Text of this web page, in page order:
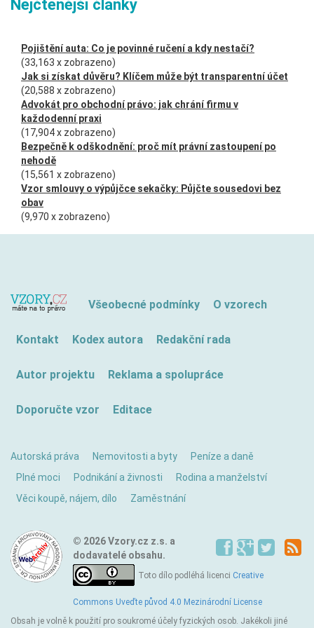
Nejčtenější články
Pojištění auta: Co je povinné ručení a kdy nestačí?
(33,163 x zobrazeno)
Jak si získat důvěru? Klíčem může být transparentní účet
(20,588 x zobrazeno)
Advokát pro obchodní právo: jak chrání firmu v
každodenní praxi
(17,904 x zobrazeno)
Bezpečně k odškodnění: proč mít právní zastoupení po
nehodě
(15,561 x zobrazeno)
Vzor smlouvy o výpůjčce sekačky: Půjčte sousedovi bez
obav
(9,970 x zobrazeno)
Všeobecné podmínky O vzorech
Kontakt Kodex autora Redakční rada
Autor projektu Reklama a spolupráce
Doporučte vzor Editace
Autorská práva Nemovitosti a byty
Peníze a daně
Plné moci
Podnikání a živnosti
Rodina a manželství
Věci koupě, nájem, dílo
Zaměstnání
© 2026 Vzory.cz z.s. a
dodavatelé obsahu.
Toto dílo podléhá licenci Creative
Commons Uveďte původ 4.0 Mezinárodní License
Obsah je volně k použití pro soukromé účely fyzických osob. Jakékoli jiné